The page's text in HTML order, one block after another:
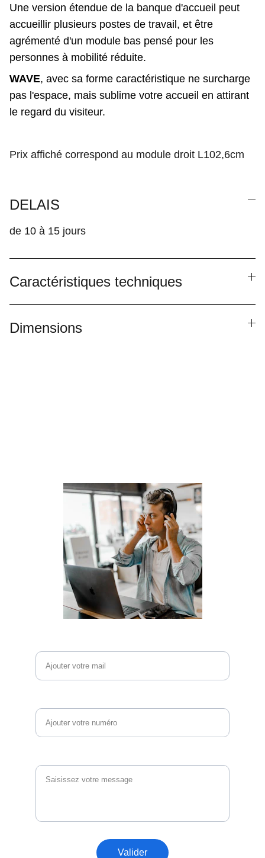
Une version étendue de la banque d'accueil peut
accueillir plusieurs postes de travail, et être
agrémenté d'un module bas pensé pour les
personnes à mobilité réduite.
WAVE, avec sa forme caractéristique ne surcharge
pas l'espace, mais sublime votre accueil en attirant
le regard du visiteur.
Prix affiché correspond au module droit L102,6cm
DELAIS
de 10 à 15 jours
Caractéristiques techniques
Dimensions
Valider